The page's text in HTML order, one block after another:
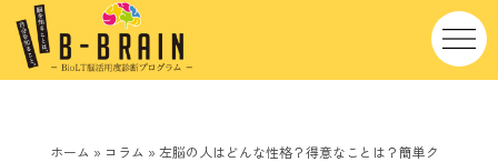
ホーム » コラム » 左脳の人はどんな性格？得意なことは？簡単ク